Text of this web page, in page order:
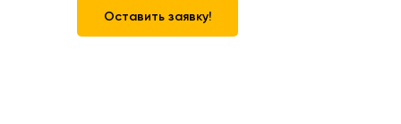
Оставить заявку!